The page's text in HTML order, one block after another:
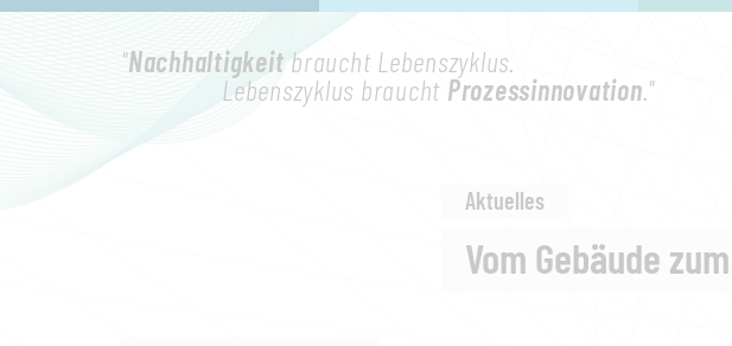
"Nachhaltigkeit braucht Lebenszyklus.
Lebenszyklus braucht Prozessinnovation."
Aktuelles
Vom Gebäude